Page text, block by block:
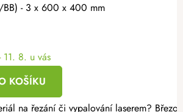
BB) - 3 x 600 x 400 mm
11. 8. u vás
KOŠÍKU
na řezání či vypalování laserem?